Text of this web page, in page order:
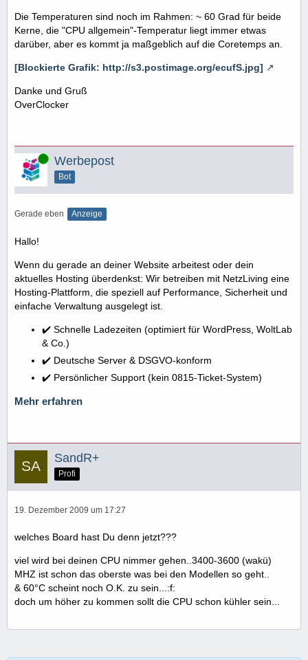
Die Temperaturen sind noch im Rahmen: ~ 60 Grad für beide
Kerne, die "CPU allgemein"-Temperatur liegt immer etwas
darüber, aber es kommt ja maßgeblich auf die Coretemps an.
[Blockierte Grafik: http://s3.postimage.org/ecufS.jpg]
Danke und Gruß
OverClocker
Online Werbepost
Bot
Gerade eben Anzeige
Hallo!
Wenn du gerade an deiner Website arbeitest oder dein
aktuelles Hosting überdenkst: Wir betreiben mit NetzLiving eine
Hosting-Plattform, die speziell auf Performance, Sicherheit und
einfache Verwaltung ausgelegt ist.
✔️ Schnelle Ladezeiten (optimiert für WordPress, WoltLab
& Co.)
✔️ Deutsche Server & DSGVO-konform
✔️ Persönlicher Support (kein 0815-Ticket-System)
Mehr erfahren
SandR+
Profi
19. Dezember 2009 um 17:27
welches Board hast Du denn jetzt???
viel wird bei deinen CPU nimmer gehen..3400-3600 (wakü)
MHZ ist schon das oberste was bei den Modellen so geht..
& 60°C scheint noch O.K. zu sein...:f:
doch um höher zu kommen sollt die CPU schon kühler sein...